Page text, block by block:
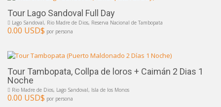
Tour Lago Sandoval Full Day
Lago Sandoval, Rio Madre de Dios, Reserva Nacional de Tambopata
0.00 USD$ por persona
Tour Tambopata, Collpa de loros + Caimán 2 Dias 1
Noche
Rio Madre de Dios, Lago Sandoval, Isla de los Monos
0.00 USD$ por persona